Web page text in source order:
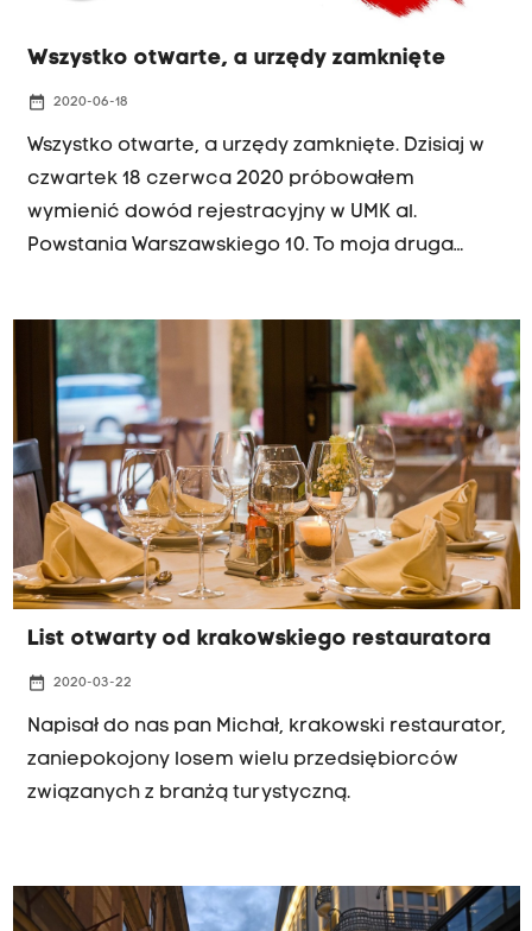
Wszystko otwarte, a urzędy zamknięte
date_range 2020-06-18
Wszystko otwarte, a urzędy zamknięte. Dzisiaj w
czwartek 18 czerwca 2020 próbowałem
wymienić dowód rejestracyjny w UMK al.
Powstania Warszawskiego 10. To moja druga
wpuszczają, a i trudno się dopchać, bo przed
nim zdesperowany tłumek. Bez maseczek, bo to
na zewnątrz, a blisko siebie.
List otwarty od krakowskiego restauratora
date_range 2020-03-22
Napisał do nas pan Michał, krakowski restaurator,
zaniepokojony losem wielu przedsiębiorców
związanych z branżą turystyczną.